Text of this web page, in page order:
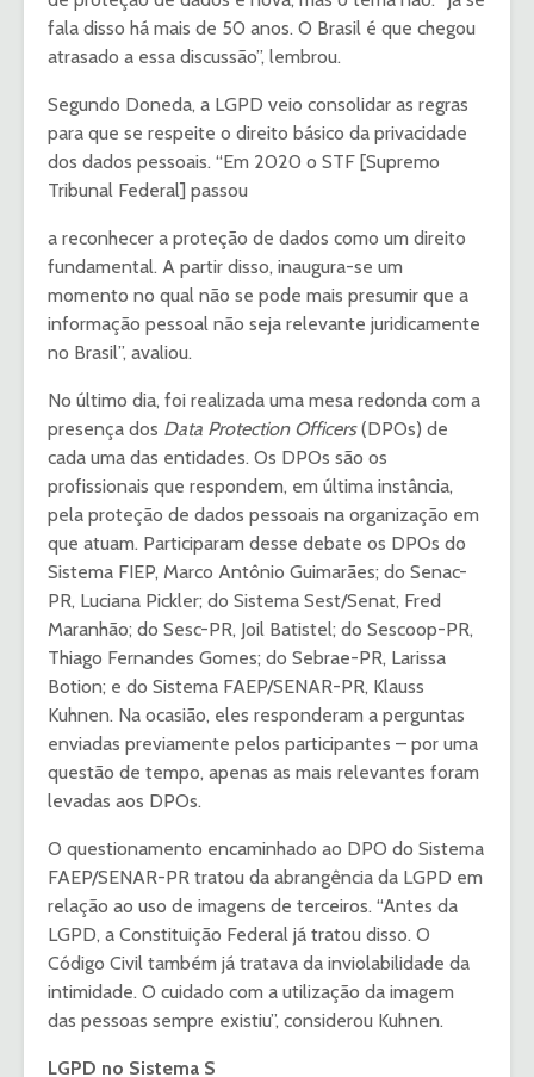
fala disso há mais de 50 anos. O Brasil é que chegou
atrasado a essa discussão”, lembrou.
Segundo Doneda, a LGPD veio consolidar as regras
para que se respeite o direito básico da privacidade
dos dados pessoais. “Em 2020 o STF [Supremo
Tribunal Federal] passou
a reconhecer a proteção de dados como um direito
fundamental. A partir disso, inaugura-se um
momento no qual não se pode mais presumir que a
informação pessoal não seja relevante juridicamente
no Brasil”, avaliou.
No último dia, foi realizada uma mesa redonda com a
presença dos Data Protection Officers(DPOs) de
cada uma das entidades. Os DPOs são os
profissionais que respondem, em última instância,
pela proteção de dados pessoais na organização em
que atuam. Participaram desse debate os DPOs do
Sistema FIEP, Marco Antônio Guimarães; do Senac-
PR, Luciana Pickler; do Sistema Sest/Senat, Fred
Maranhão; do Sesc-PR, Joil Batistel; do Sescoop-PR,
Thiago Fernandes Gomes; do Sebrae-PR, Larissa
Botion; e do Sistema FAEP/SENAR-PR, Klauss
Kuhnen. Na ocasião, eles responderam a perguntas
enviadas previamente pelos participantes – por uma
questão de tempo, apenas as mais relevantes foram
levadas aos DPOs.
O questionamento encaminhado ao DPO do Sistema
FAEP/SENAR-PR tratou da abrangência da LGPD em
relação ao uso de imagens de terceiros. “Antes da
LGPD, a Constituição Federal já tratou disso. O
Código Civil também já tratava da inviolabilidade da
intimidade. O cuidado com a utilização da imagem
das pessoas sempre existiu”, considerou Kuhnen.
LGPD no Sistema S